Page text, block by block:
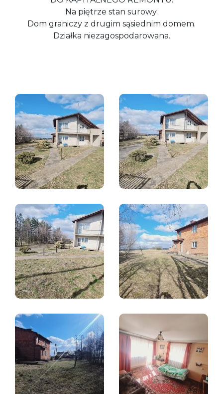
Na piętrze stan surowy.
Dom graniczy z drugim sąsiednim domem.
Działka niezagospodarowana.